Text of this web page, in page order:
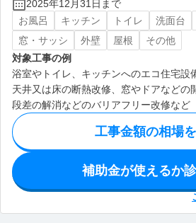
2025年12月31日まで
お風呂
キッチン トイレ 洗面台
窓・サッシ
外壁 屋根
その他
対象工事の例
浴室やトイレ、キッチンへのエコ住宅設
天井又は床の断熱改修、窓やドアなどの
段差の解消などのバリアフリー改修など
工事金額の相場
補助金が使えるか